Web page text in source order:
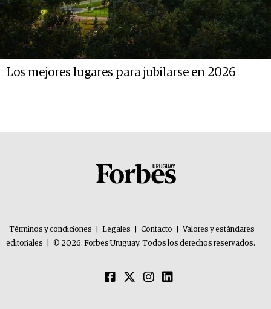
Los mejores lugares para jubilarse en 2026
Términos y condiciones Legales Contacto
Valores y estándares
editoriales
© 2026. Forbes Uruguay. Todos los derechos reservados.